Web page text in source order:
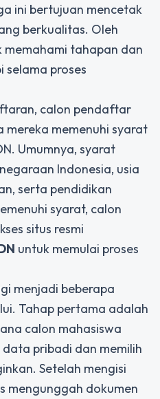
ini bertujuan mencetak
berkualitas. Oleh
memahami tahapan dan
selama proses
calon pendaftar
mereka memenuhi syarat
Umumnya, syarat
Indonesia, usia
serta pendidikan
syarat, calon
situs resmi
untuk memulai proses
menjadi beberapa
Tahap pertama adalah
calon mahasiswa
pribadi dan memilih
Setelah mengisi
mengunggah dokumen